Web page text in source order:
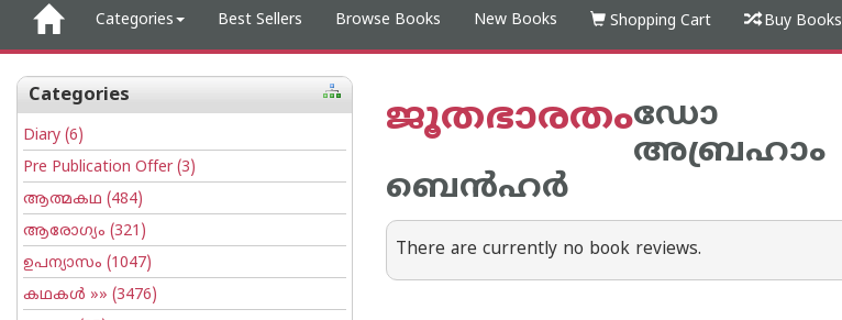
Categories Best Sellers Browse Books New Books Shopping Cart Buy Books
Categories
Diary (6)
Pre Publication Offer(3)
ആത്മകഥ (484)
ആരോഗ്യം (321)
ഉപന്യാസം (1047)
കഥകള്‍ »» (3476)
ജൂതഭാരതംഡോ
അബ്രഹാം
ബെന്‍ഹര്‍
There are currently no book reviews.